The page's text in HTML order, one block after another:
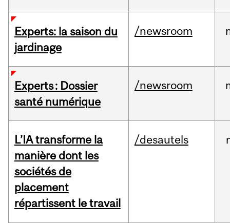
Experts: la saison du
jardinage
/newsroom
Experts : Dossier
santé numérique
/newsroom
L’IA transforme la
manière dont les
sociétés de
placement
répartissent le travail
/desautels